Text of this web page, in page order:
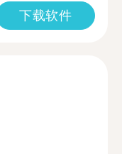
下载软件